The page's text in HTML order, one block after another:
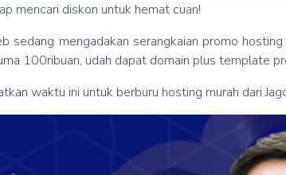
mencari diskon untuk hemat cuan!
sedang mengadakan serangkaian promo
100ribuan, udah dapat domain plus template
waktu ini untuk berburu hosting murah dari